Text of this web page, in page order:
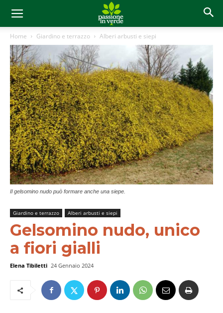
Home Giardino e terrazzo Alberi arbusti e siepi
Il gelsomino nudo può formare anche una siepe.
Giardino e terrazzo Alberi arbusti e siepi
Gelsomino nudo, unico
a fiori gialli
Elena Tibiletti 24 Gennaio 2024